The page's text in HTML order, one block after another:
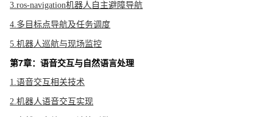
3.ros-navigation机器人自主避障导航
4.多目标点导航及任务调度
5.机器人巡航与现场监控
第7章：语音交互与自然语言处理
1.语音交互相关技术
2.机器人语音交互实现